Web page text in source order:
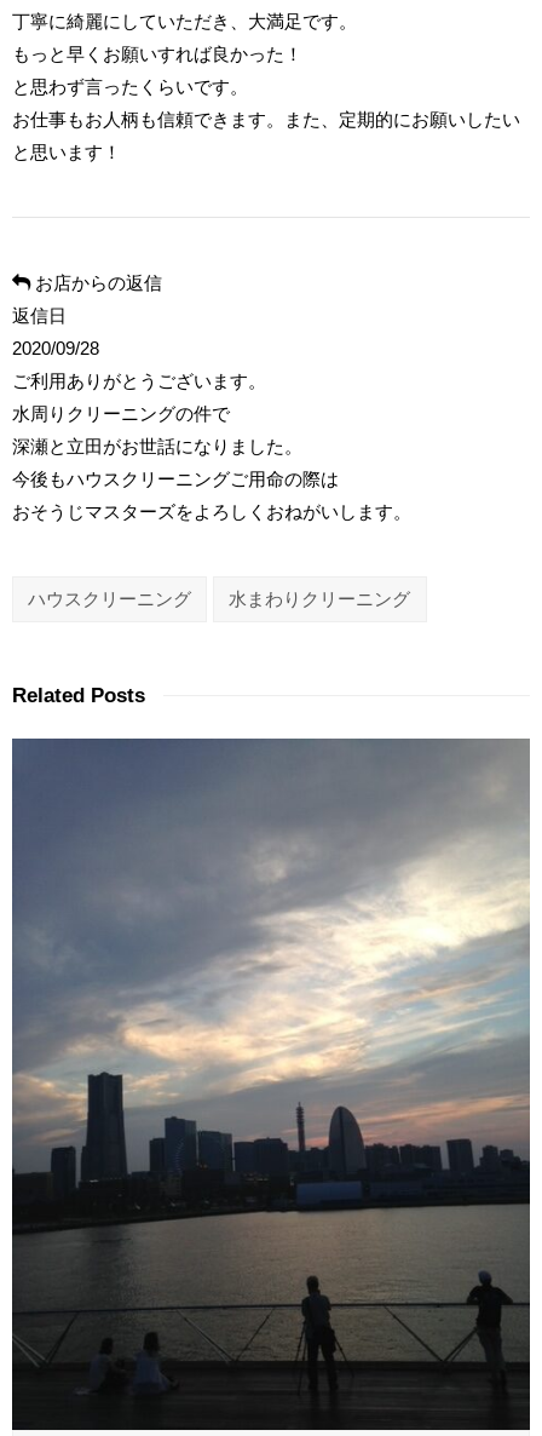
丁寧に綺麗にしていただき、大満足です。
もっと早くお願いすれば良かった！
と思わず言ったくらいです。
お仕事もお人柄も信頼できます。また、定期的にお願いしたい
と思います！
お店からの返信
返信日
2020/09/28
ご利用ありがとうございます。
水周りクリーニングの件で
深瀬と立田がお世話になりました。
今後もハウスクリーニングご用命の際は
おそうじマスターズをよろしくおねがいします。
ハウスクリーニング 水まわりクリーニング
Related Posts